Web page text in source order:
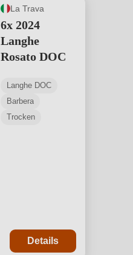
ist frisch, voll,
Produktdetails anzeigen →
La Trava
6x 2024
Langhe
Rosato DOC
Langhe DOC
Barbera
Trocken
Details